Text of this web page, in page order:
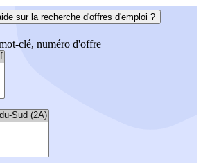
sur la recherche d'offres d'emploi ?
clé, numéro d'offre